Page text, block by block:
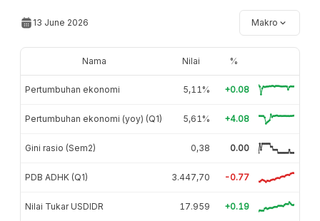
13 June 2026 Makro
Nama Nilai %
Pertumbuhan ekonomi 5,11% +0.08
Pertumbuhan ekonomi (yoy) (Q1) 5,61% +4.08
Gini rasio (Sem2) 0,38 0.00
PDB ADHK (Q1) 3.447,70 -0.77
Nilai Tukar USDIDR 17.959 +0.19